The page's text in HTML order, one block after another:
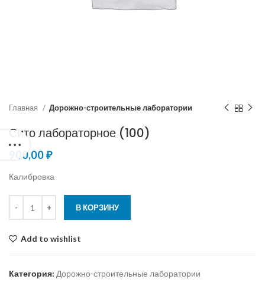
Главная Дорожно-строительные лаборатории
Сито лабораторное (100)
900,00₽
Калибровка
В КОРЗИНУ
Add to wishlist
Категория: Дорожно-строительные лаборатории